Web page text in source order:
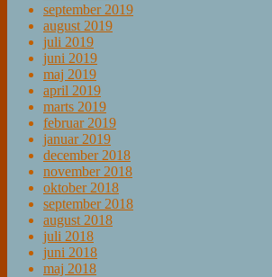
september 2019
august 2019
juli 2019
juni 2019
maj 2019
april 2019
marts 2019
februar 2019
januar 2019
december 2018
november 2018
oktober 2018
september 2018
august 2018
juli 2018
juni 2018
maj 2018